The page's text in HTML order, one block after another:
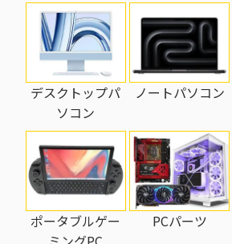
デスクトップパ
ソコン
ノートパソコン
ポータブルゲー
PCパーツ